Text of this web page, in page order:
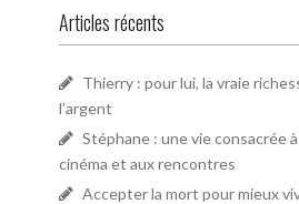
Articles récents
Thierry : pour lui, la vraie
l’argent
Stéphane : une vie consacrée
cinéma et aux rencontres
Accepter la mort pour mieux